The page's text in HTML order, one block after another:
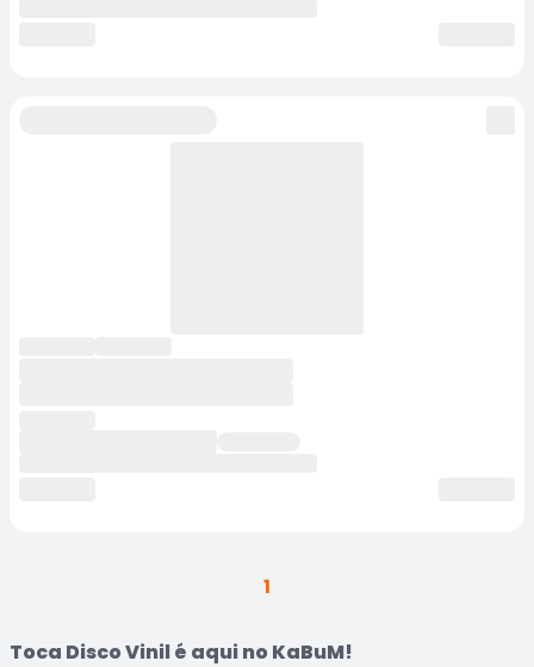
1
Toca Disco Vinil é aqui no KaBuM!